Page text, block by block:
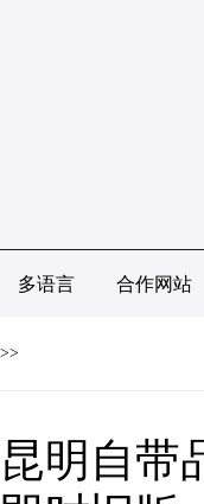
多语言 合作网站
>>
昆明自带